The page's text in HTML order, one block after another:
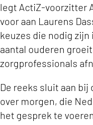
legt ActiZ-voorzitter
voor aan Laurens
keuzes die nodig
aantal ouderen
zorgprofessionals
De reeks sluit aan bij
over morgen, die
het gesprek te